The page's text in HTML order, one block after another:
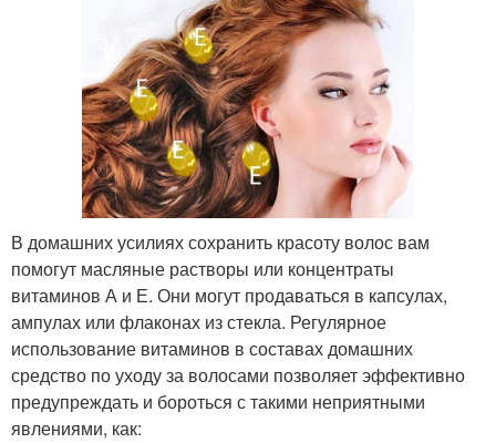
В домашних усилиях сохранить красоту волос вам
помогут масляные растворы или концентраты
витаминов А и Е. Они могут продаваться в капсулах,
ампулах или флаконах из стекла. Регулярное
использование витаминов в составах домашних
средство по уходу за волосами позволяет эффективно
предупреждать и бороться с такими неприятными
явлениями, как: